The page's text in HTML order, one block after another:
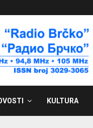
KULTURA